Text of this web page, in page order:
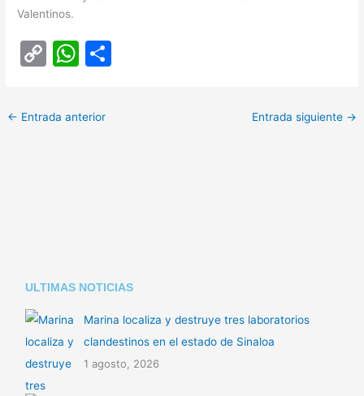
Valentinos.
C
p
y
W
at
s
← Entrada anterior Entrada siguiente →
ULTIMAS NOTICIAS
Marina localiza y destruye tres laboratorios
clandestinos en el estado de Sinaloa
1 agosto, 2026